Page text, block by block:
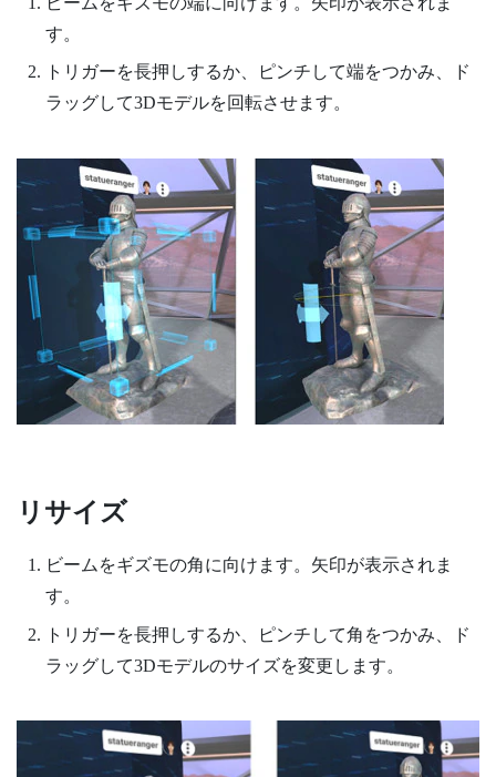
す。
トリガーを長押しするか、ピンチして端をつかみ、ド
ラッグして3Dモデルを回転させます。
リサイズ
ビームをギズモの角に向けます。矢印が表示されま
す。
トリガーを長押しするか、ピンチして角をつかみ、ド
ラッグして3Dモデルのサイズを変更します。